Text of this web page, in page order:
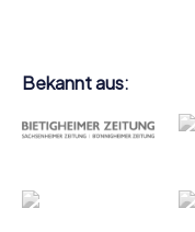
Bekannt aus: